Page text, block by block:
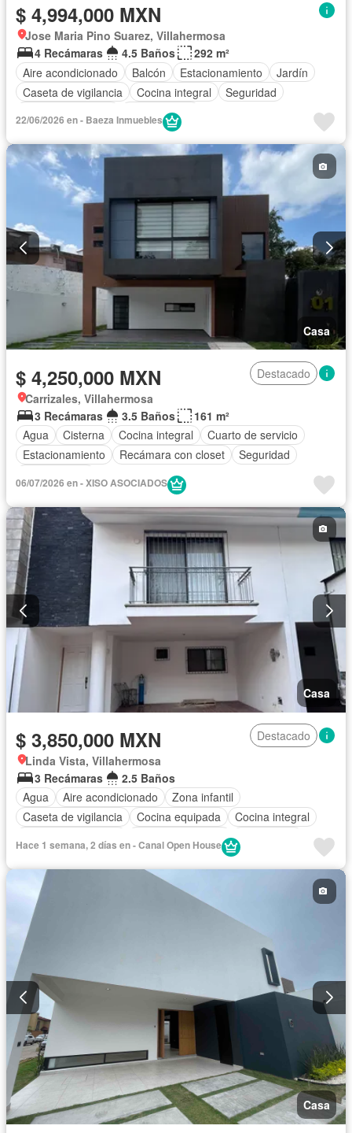
$ 4,994,000 MXN
Jose Maria Pino Suarez, Villahermosa
4 Recámaras
4.5 Baños
292 m²
Aire acondicionado
Balcón Estacionamiento
Jardín
Caseta de vigilancia
Cocina integral
Seguridad
Sin amueblar
22/06/2026 en - Baeza Inmuebles
Casa
$ 4,250,000 MXN
Destacado
Carrizales, Villahermosa
3 Recámaras
3.5 Baños
161 m²
Agua
Cisterna Cocina integral
Cuarto de servicio
Estacionamiento
Recámara con closet
Seguridad
06/07/2026 en - XISO ASOCIADOS
Casa
$ 3,850,000 MXN
Destacado
Linda Vista, Villahermosa
3 Recámaras
2.5 Baños
Agua
Aire acondicionado
Zona infantil
Caseta de vigilancia
Cocina equipada
Cocina integral
Cuarto de servicio
Gas natural
Recámara con closet
Seguridad
Zonas verdes
Hace 1 semana, 2 días en - Canal Open House
Casa